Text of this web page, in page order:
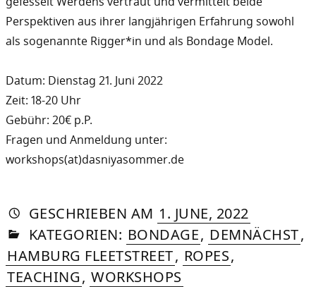
Perspektiven aus ihrer langjährigen Erfahrung sowohl
als sogenannte Rigger*in und als Bondage Model.
Datum: Dienstag 21. Juni 2022
Zeit: 18-20 Uhr
Gebühr: 20€ p.P.
Fragen und Anmeldung unter:
workshops(at)dasniyasommer.de
GESCHRIEBEN VON
AUTORIN
DASNIYA
SOMMER
AM 1. JUNE, 2022»5.
JANUARY,
IN
KATEGORIEN: BONDAGE, DEMNÄCHST,
HAMBURG FLEETSTREET, ROPES,
TEACHING, WORKSHOPS